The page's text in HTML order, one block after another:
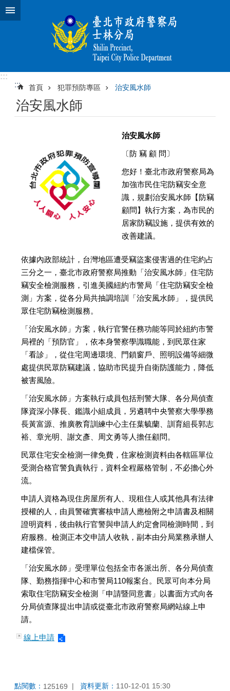
跳到主要內容區塊
:::
:::
首頁 犯罪預防專區 治安風水師
治安風水師
治安風水師
〔防 竊 顧 問〕
您好！臺北市政府警察局為
加強市民住宅防竊安全意
識，規劃治安風水師【防竊
顧問】執行方案，為市民的
居家防竊設施，提供有效的
改善建議。
依據內政部統計，台灣地區遭受竊盜案侵害過的住宅約占
三分之一，臺北市政府警察局推動「治安風水師」住宅防
竊安全檢測服務，引進美國紐約市警局「住宅防竊安全檢
測」方案，從各分局共抽調培訓「治安風水師」，提供民
眾住宅防竊檢測服務。
「治安風水師」方案，執行官警任務功能等同於紐約市警
局裡的「預防官」，依本身警察學識職能，到民眾住家
「看診」，從住宅周邊環境、門鎖窗戶、照明設備等細微
處提供民眾防竊建議，協助市民提升自衛防護能力，降低
被害風險。
「治安風水師」方案執行成員包括刑警大隊、各分局偵查
隊資深小隊長、鑑識小組成員，另遴聘中央警察大學學務
長黃富源、推廣教育訓練中心主任葉毓蘭、訓育組長郭志
裕、章光明、謝文彥、周文勇等人擔任顧問。
民眾住宅安全檢測一律免費，住家檢測資料由各轄區單位
受測合格官警負責執行，資料全程嚴格管制，不必擔心外
流。
申請人資格為現住房屋所有人、現租住人或其他具有法律
授權的人，由員警確實審核申請人應檢附之申請書及相關
證明資料，後由執行官警與申請人約定會同檢測時間，到
府服務。檢測正本交申請人收執，副本由分局業務承辦人
建檔保管。
「治安風水師」受理單位包括全市各派出所、各分局偵查
隊、勤務指揮中心和市警局110報案台。民眾可向本分局
索取住宅防竊安全檢測「申請暨同意書」以書面方式向各
分局偵查隊提出申請或從臺北市政府警察局網站線上申
請。
線上申請
點閱數： 125169 資料更新： 110-12-01 15:30